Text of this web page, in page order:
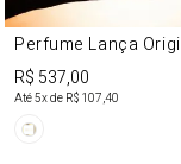
Perfume Lança
R$ 537,00
Até5x de R$ 107,40